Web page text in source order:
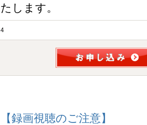
たします。
4
【録画視聴のご注意】